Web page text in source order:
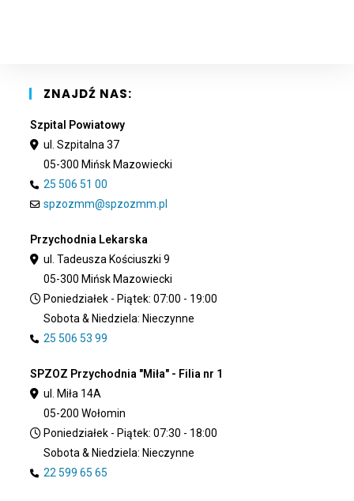
ZNAJDŹ NAS:
Szpital Powiatowy
ul. Szpitalna 37
05-300 Mińsk Mazowiecki
25 506 51 00
spzozmm@spzozmm.pl
Przychodnia Lekarska
ul. Tadeusza Kościuszki 9
05-300 Mińsk Mazowiecki
Poniedziałek - Piątek: 07:00 - 19:00
Sobota & Niedziela: Nieczynne
25 506 53 99
SPZOZ Przychodnia "Miła" - Filia nr 1
ul. Miła 14A
05-200 Wołomin
Poniedziałek - Piątek: 07:30 - 18:00
Sobota & Niedziela: Nieczynne
22 599 65 65